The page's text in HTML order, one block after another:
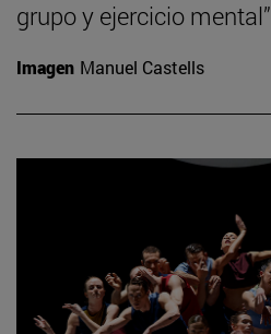
grupo y ejercicio mental”
Imagen Manuel Castells